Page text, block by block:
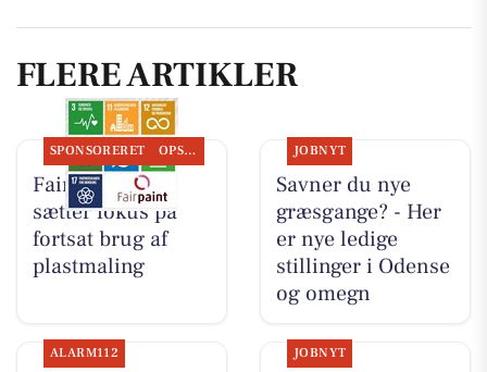
FLERE ARTIKLER
SPONSORERET OPSLAGSTAVLEN
Fairpaint ApS
sætter fokus på
fortsat brug af
plastmaling
JOBNYT
Savner du nye
græsgange? - Her
er nye ledige
stillinger i Odense
og omegn
ALARM112 JOBNYT